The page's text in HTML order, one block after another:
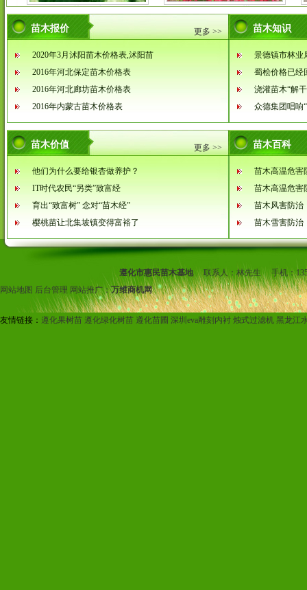
苗木报价 更多 >>
2020年3月沭阳苗木价格表,沭阳苗
2016年河北保定苗木价格表
2016年河北廊坊苗木价格表
2016年内蒙古苗木价格表
苗木知识
景德镇市林业
蜀桧价格已经
浇灌苗木“解
众德集团唱响
苗木价值 更多 >>
他们为什么要给银杏做养护？
IT时代农民“另类”致富经
育出“致富树” 念对“苗木经”
樱桃苗让北集坡镇变得富裕了
苗木百科
苗木高温危害
苗木高温危害
苗木风害防治
苗木雪害防治
遵化市惠民苗木基地联系人：林先生手机：
网站地图 后台管理 网站推广：万维商机网
友情链接： 遵化果树苗 遵化绿化树苗 遵化苗圃 深圳eva雕刻内衬 烛式过滤机 黑龙江